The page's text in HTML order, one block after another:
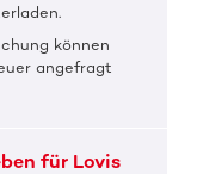
können
angefragt
für Lovis